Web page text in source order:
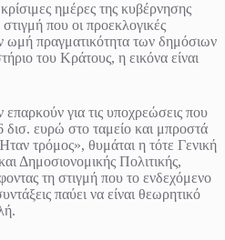
ημέρες της κυβέρνησης
που οι προεκλογικές
ωμή πραγματικότητα των δημόσιων
του Κράτους, η εικόνα είναι
για τις υποχρεώσεις που
δισ. ευρώ στο ταμείο και μπροστά
τρόμος», θυμάται η τότε Γενική
Δημοσιονομικής Πολιτικής,
τη στιγμή που το ενδεχόμενο
παύει να είναι θεωρητικό